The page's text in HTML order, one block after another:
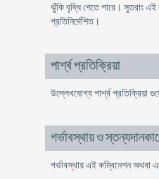
ঝুঁকি বৃদ্ধি পেতে পারে। সুতরাং এই
প্রতিনির্দেশিত।
পার্শ্ব প্রতিক্রিয়া
উল্লেখযোগ্য পার্শ্ব প্রতিক্রিয়া
গর্ভাবস্থায় ও
গর্ভাবস্থায় এই কম্বিনেশন অথবা